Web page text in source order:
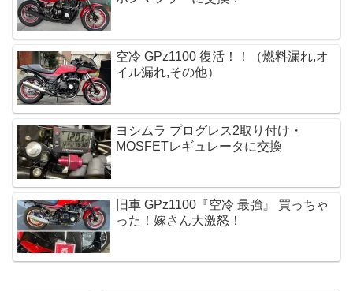
空冷 GPz1100 復活！！（燃料漏れ,オ
イル漏れ,その他）
ヨシムラ プログレス2取り付け・
MOSFETレギュレータに交換 
旧車 GPz1100『空冷 最強』 買っちゃ
った！嫁さん大激怒！